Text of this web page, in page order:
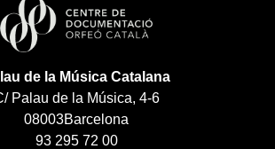
de la Música Catalana
Palau de la Música, 4-6
08003Barcelona
93 295 72 00